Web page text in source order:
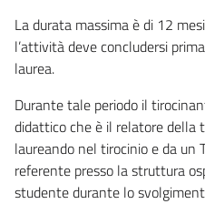
La durata massima è di 12
l’attività deve concludersi
laurea.
Durante tale periodo il
didattico che è il relatore della
laureando nel tirocinio e da
referente presso la struttura
studente durante lo